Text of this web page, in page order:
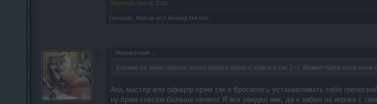
Maybach, Nov 6, 2020
Taurissan, Maksar and Айлейд like this.
Maybach said: ↑
я точно не знаю, просто полез сразу в языки и там всё как 1+1. Может быть есть иные
Ага, мастер или офицер прям так и бросились устанавливать себе
ну прям совсем больше нечего! Я вот увидел ник, да и забил на игрока с